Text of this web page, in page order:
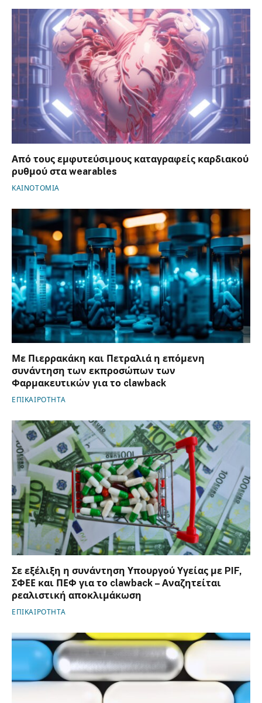
Από τους εμφυτεύσιμους καταγραφείς καρδιακού
ρυθμού στα wearables
ΚΑΙΝΟΤΟΜΙΑ
Με Πιερρακάκη και Πετραλιά η επόμενη
συνάντηση των εκπροσώπων των
Φαρμακευτικών για το clawback
ΕΠΙΚΑΙΡΟΤΗΤΑ
Σε εξέλιξη η συνάντηση Υπουργού Υγείας με PIF,
ΣΦΕΕ και ΠΕΦ για το clawback – Αναζητείται
ρεαλιστική αποκλιμάκωση
ΕΠΙΚΑΙΡΟΤΗΤΑ